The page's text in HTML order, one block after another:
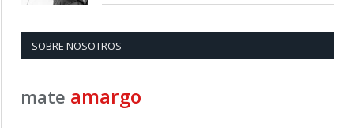
SOBRE NOSOTROS
mate amargo